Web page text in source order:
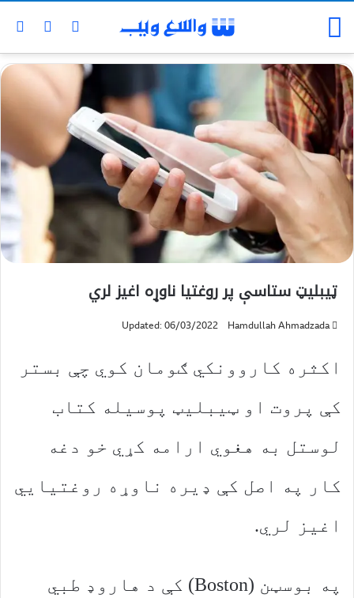
ټیبلیټ ستاسې پر روغتیا ناوړه اغیز لري
Hamdullah Ahmadzada
Updated: 06/03/2022
اکثره کاروونکي ګومان کوي چې بستر
کې پروت او ټیبلیټ پوسیله کتاب
لوستل به هغوي ارامه کړي خو دغه
کار په اصل کې ډیره ناوړه روغتیایي
اغیز لري.
په بوسټن (Boston) کې د هاروډ طبي